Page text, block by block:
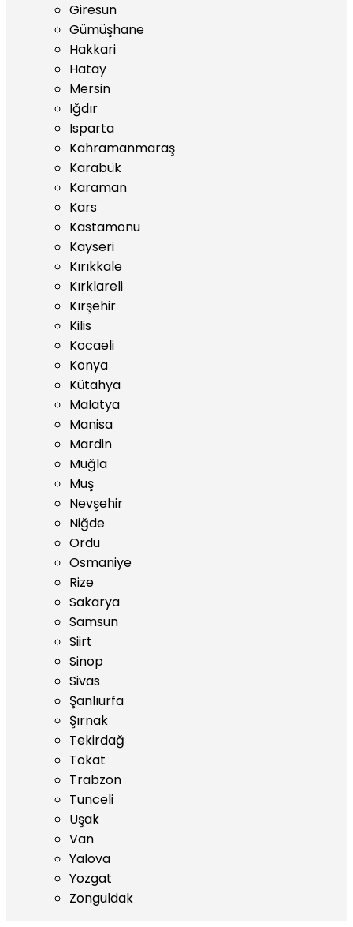
Giresun
Gümüşhane
Hakkari
Hatay
Mersin
Iğdır
Isparta
Kahramanmaraş
Karabük
Karaman
Kars
Kastamonu
Kayseri
Kırıkkale
Kırklareli
Kırşehir
Kilis
Kocaeli
Konya
Kütahya
Malatya
Manisa
Mardin
Muğla
Muş
Nevşehir
Niğde
Ordu
Osmaniye
Rize
Sakarya
Samsun
Siirt
Sinop
Sivas
Şanlıurfa
Şırnak
Tekirdağ
Tokat
Trabzon
Tunceli
Uşak
Van
Yalova
Yozgat
Zonguldak